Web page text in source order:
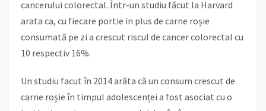
cancerului colorectal. Într-un studiu făcut la Harvard
arata ca, cu fiecare portie in plus de carne roșie
consumată pe zi a crescut riscul de cancer colorectal cu
10 respectiv 16%.
Un studiu facut în 2014 arăta că un consum crescut de
carne roșie în timpul adolescenței a fost asociat cu o